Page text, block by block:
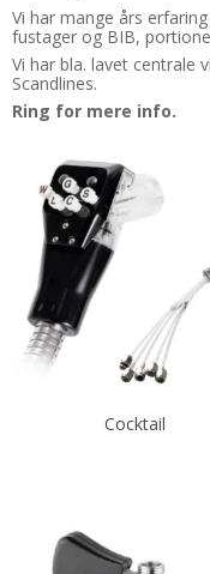
Vi har mange års
fustager og BIB,
Vi har bla. lavet centrale
Scandlines.
Ring for mere info.
Cocktail